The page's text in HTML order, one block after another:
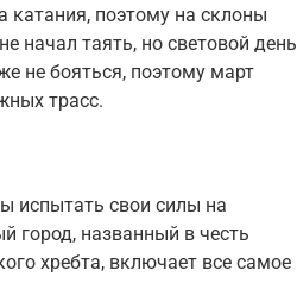
катания, поэтому на склоны
начал таять, но световой день
не бояться, поэтому март
трасс.
испытать свои силы на
город, названный в честь
хребта, включает все самое